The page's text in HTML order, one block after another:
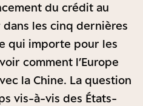
du crédit au
les cinq dernières
qui importe pour les
comment l’Europe
la Chine. La question
vis-à-vis des États-